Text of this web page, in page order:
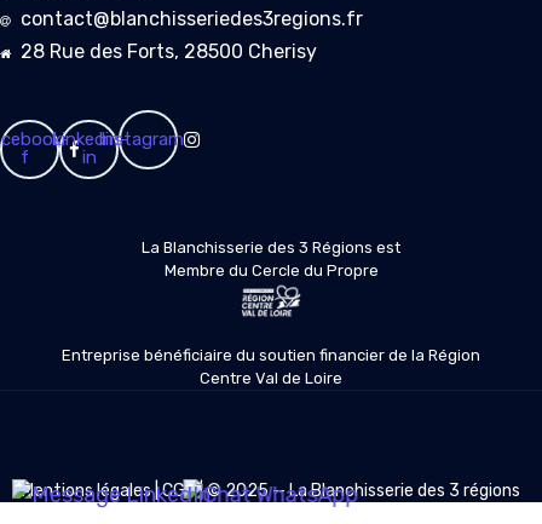
contact@blanchisseriedes3regions.fr
28 Rue des Forts, 28500 Cherisy
f
Linkedin-
in
Instagram
La Blanchisserie des 3 Régions est
Membre du Cercle du Propre
Entreprise bénéficiaire du soutien financier de la Région
Centre Val de Loire
Mentions légales|CGV| © 2025 — La Blanchisserie des 3 régions